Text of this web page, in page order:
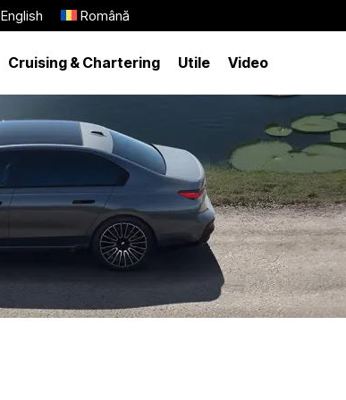
English Română
Cruising & Chartering Utile Video